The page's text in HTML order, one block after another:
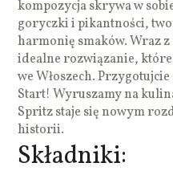
kompozycja skrywa w
goryczki i pikantności,
harmonię smaków. Wraz
idealne rozwiązanie,
we Włoszech.
Start! Wyruszamy na
Spritz staje się nowym
historii.
Składniki: